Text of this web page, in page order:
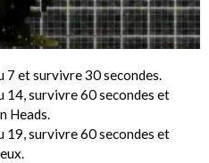
7 et survivre 30 secondes.
14, survivre 60 secondes et
Heads.
19, survivre 60 secondes et